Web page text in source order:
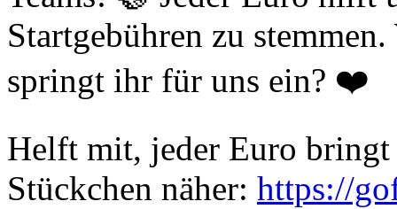
Startgebühren zu
springt ihr für uns ein? ❤️
Helft mit, jeder Euro bringt
Stückchen näher: https://